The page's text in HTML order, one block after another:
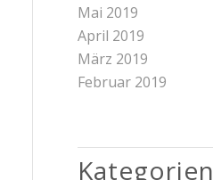
Mai 2019
April 2019
März 2019
Februar 2019
Kategorien